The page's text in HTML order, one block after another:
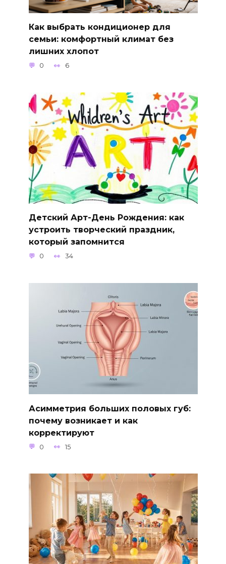
Как выбрать кондиционер для
семьи: комфортный климат без
лишних хлопот
0 6
Детский Арт-День Рождения: как
устроить творческий праздник,
который запомнится
0 34
Асимметрия больших половых губ:
почему возникает и как
корректируют
0 15